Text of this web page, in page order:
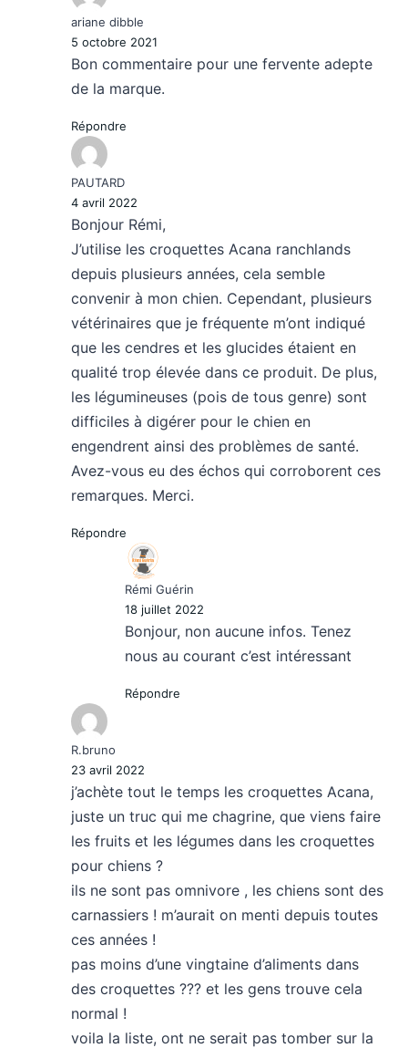
ariane dibble
5 octobre 2021
Bon commentaire pour une fervente adepte
de la marque.
Répondre
PAUTARD
4 avril 2022
Bonjour Rémi,
J’utilise les croquettes Acana ranchlands
depuis plusieurs années, cela semble
convenir à mon chien. Cependant, plusieurs
vétérinaires que je fréquente m’ont indiqué
que les cendres et les glucides étaient en
qualité trop élevée dans ce produit. De plus,
les légumineuses (pois de tous genre) sont
difficiles à digérer pour le chien en
engendrent ainsi des problèmes de santé.
Avez-vous eu des échos qui corroborent ces
remarques. Merci.
Répondre
Rémi Guérin
18 juillet 2022
Bonjour, non aucune infos. Tenez
nous au courant c’est intéressant
Répondre
R.bruno
23 avril 2022
j’achète tout le temps les croquettes Acana,
juste un truc qui me chagrine, que viens faire
les fruits et les légumes dans les croquettes
pour chiens ?
ils ne sont pas omnivore , les chiens sont des
carnassiers ! m’aurait on menti depuis toutes
ces années !
pas moins d’une vingtaine d’aliments dans
des croquettes ??? et les gens trouve cela
normal !
voila la liste, ont ne serait pas tomber sur la